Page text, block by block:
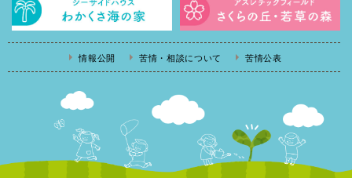
情報公開 苦情・相談について 苦情公表